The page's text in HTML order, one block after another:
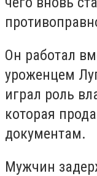
Он работал
уроженцем
играл роль
которая
документам.
Мужчин